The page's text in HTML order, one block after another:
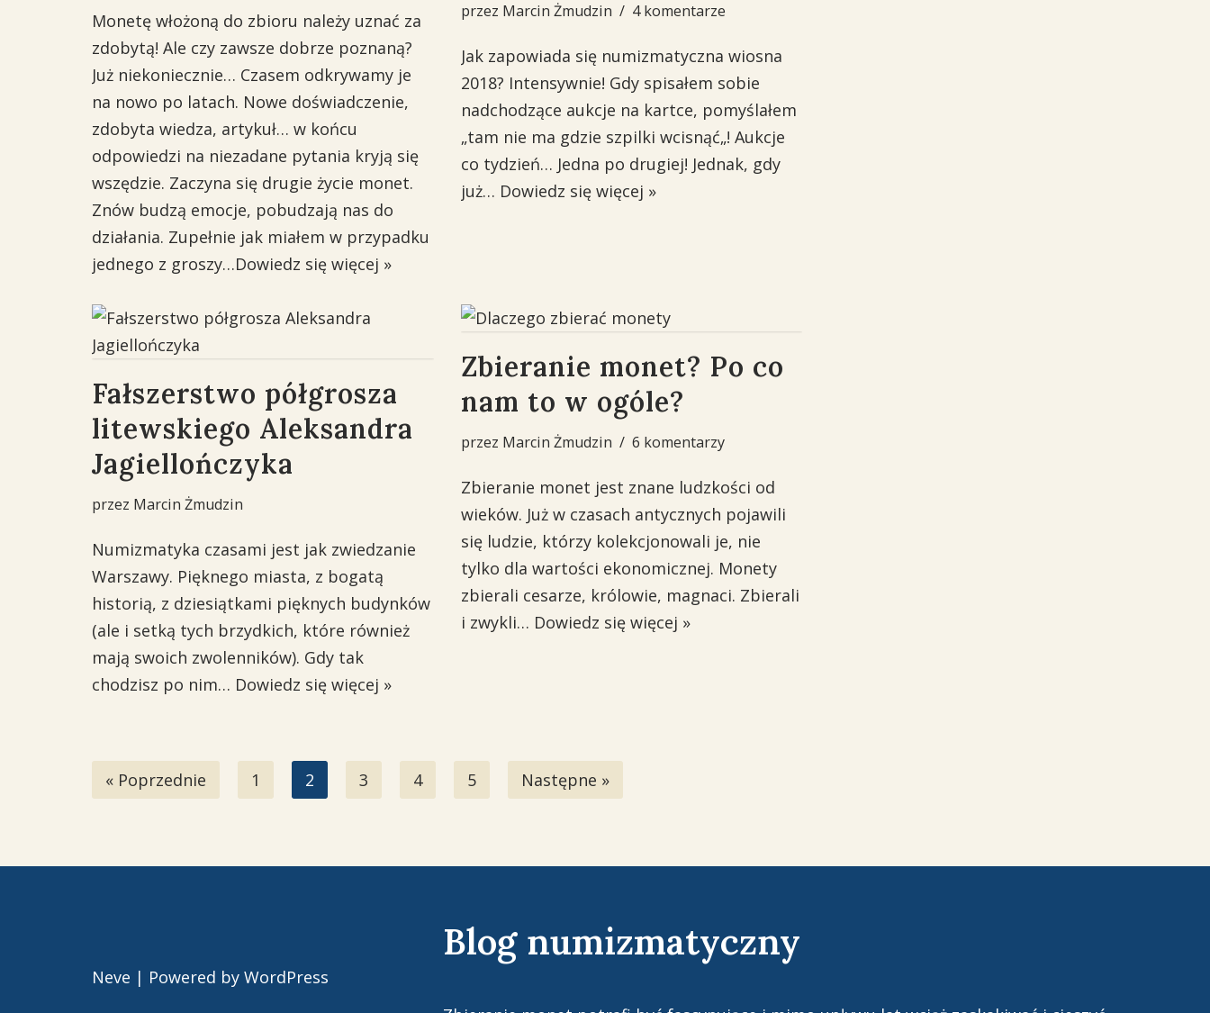
Monetę włożoną do zbioru należy uznać za
zdobytą! Ale czy zawsze dobrze poznaną?
Już niekoniecznie… Czasem odkrywamy je
na nowo po latach. Nowe doświadczenie,
zdobyta wiedza, artykuł… w końcu
odpowiedzi na niezadane pytania kryją się
wszędzie. Zaczyna się drugie życie monet.
Znów budzą emocje, pobudzają nas do
działania. Zupełnie jak miałem w przypadku
jednego z groszy…Dowiedz się więcej »
przez Marcin Żmudzin 4 komentarze
Jak zapowiada się numizmatyczna wiosna
2018? Intensywnie! Gdy spisałem sobie
nadchodzące aukcje na kartce, pomyślałem
„tam nie ma gdzie szpilki wcisnąć„! Aukcje
co tydzień… Jedna po drugiej! Jednak, gdy
już… Dowiedz się więcej »
Fałszerstwo półgrosza
litewskiego Aleksandra
Jagiellończyka
przez Marcin Żmudzin
Numizmatyka czasami jest jak zwiedzanie
Warszawy. Pięknego miasta, z bogatą
historią, z dziesiątkami pięknych budynków
(ale i setką tych brzydkich, które również
mają swoich zwolenników). Gdy tak
chodzisz po nim… Dowiedz się więcej »
Zbieranie monet? Po co
nam to w ogóle?
przez Marcin Żmudzin 6 komentarzy
Zbieranie monet jest znane ludzkości od
wieków. Już w czasach antycznych pojawili
się ludzie, którzy kolekcjonowali je, nie
tylko dla wartości ekonomicznej. Monety
zbierali cesarze, królowie, magnaci. Zbierali
i zwykli… Dowiedz się więcej »
« Poprzednie 1 2 3 4 5 Następne »
Neve | Powered by WordPress
Blog numizmatyczny